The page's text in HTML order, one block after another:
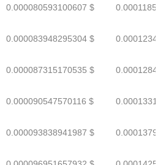
0.000080593100607 $
0.000083948295304 $
0.000087315170535 $
0.000090547570116 $
0.000093838941987 $